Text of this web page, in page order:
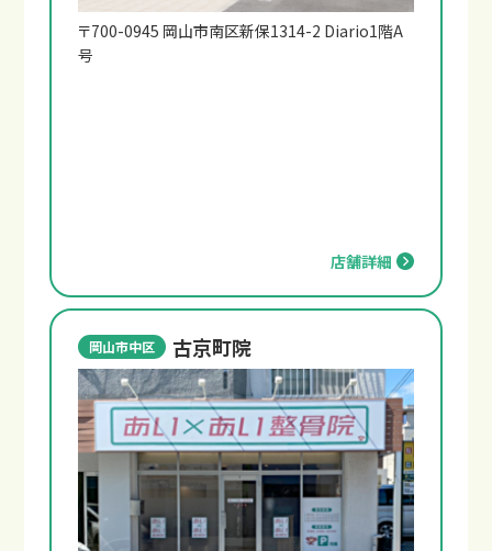
〒700-0945 岡山市南区新保1314-2 Diario1階A
号
店舗詳細
岡山市中区 古京町院